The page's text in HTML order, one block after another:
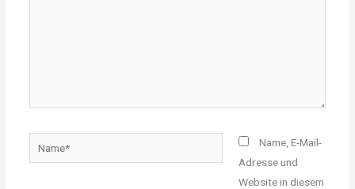
Name, E-Mail-
Adresse und
Website in diesem